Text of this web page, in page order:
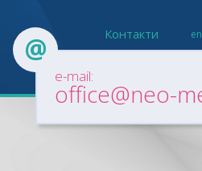
Контакти
e-mail:
office@neo-